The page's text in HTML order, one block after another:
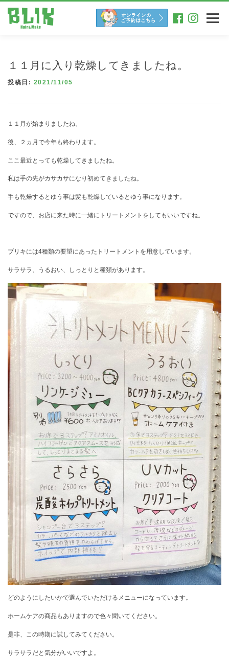
ン
メニュー
１１月に入り乾燥してきましたね。
投稿日: 2021/11/05
１１月が始まりましたね。
後、２ヵ月で今年も終わります。
ここ最近とっても乾燥してきましたね。
私は手の先がカサカサになり初めてきましたね。
手も乾燥するとゆう事は髪も乾燥しているとゆう事になります。
ですので、お店に来た時に一緒にトリートメントをしてもいいですね。
ブリキには4種類の要望にあったトリートメントを用意しています。
サラサラ、うるおい、しっとりと種類があります。
どのようにしたいかで選んでいただけるメニューになっています。
ホームケアの商品もありますので色々聞いてください。
是非、この時期に試してみてください。
サラサラだと気分がいいですよ。